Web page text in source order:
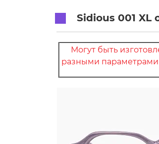
Sidious 001
Могут быть
разными параметрами